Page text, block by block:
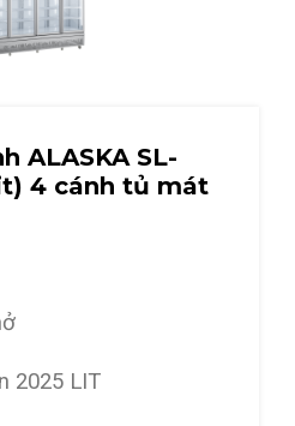
ALASKA SL-
4 cánh tủ mát
2025 LIT